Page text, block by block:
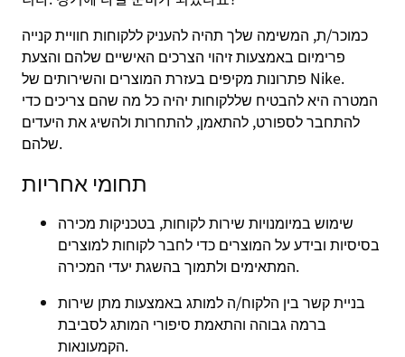
כמוכר/ת, המשימה שלך תהיה להעניק ללקוחות חוויית קנייה
פרימיום באמצעות זיהוי הצרכים האישיים שלהם והצעת
פתרונות מקיפים בעזרת המוצרים והשירותים של Nike.
המטרה היא להבטיח שללקוחות יהיה כל מה שהם צריכים כדי
להתחבר לספורט, להתאמן, להתחרות ולהשיג את היעדים
שלהם.
תחומי אחריות
שימוש במיומנויות שירות לקוחות, בטכניקות מכירה
בסיסיות ובידע על המוצרים כדי לחבר לקוחות למוצרים
המתאימים ולתמוך בהשגת יעדי המכירה.
בניית קשר בין הלקוח/ה למותג באמצעות מתן שירות
ברמה גבוהה והתאמת סיפורי המותג לסביבת
הקמעונאות.